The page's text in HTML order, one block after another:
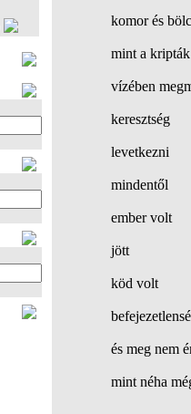
komor és
mint a kripták
vízében
keresztség
levetkezni
mindentől
ember volt
jött
köd volt
és meg nem
mint néha